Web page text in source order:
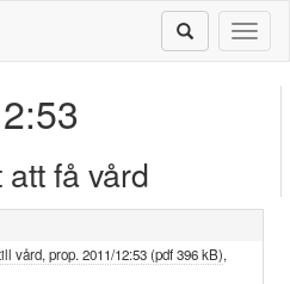
få vård
vård, prop. 2011/12:53 (pdf 396 kB),